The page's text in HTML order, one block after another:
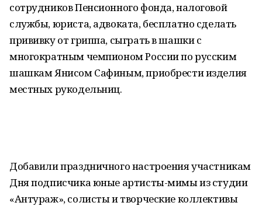
сотрудников Пенсионного фонда, налоговой
службы, юриста, адвоката, бесплатно сделать
прививку от гриппа, сыграть в шашки с
многократным чемпионом России по русским
шашкам Янисом Сафиным, приобрести изделия
местных рукодельниц.
Добавили праздничного настроения участникам
Дня подписчика юные артисты-мимы из студии
«Антураж», солисты и творческие коллективы